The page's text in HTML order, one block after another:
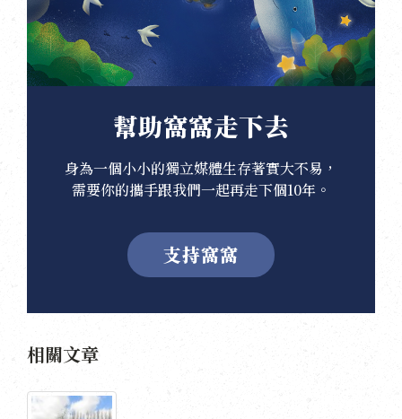
幫助窩窩走下去
身為一個小小的獨立媒體生存著實大不易，
需要你的攜手跟我們一起再走下個10年。
支持窩窩
相關文章